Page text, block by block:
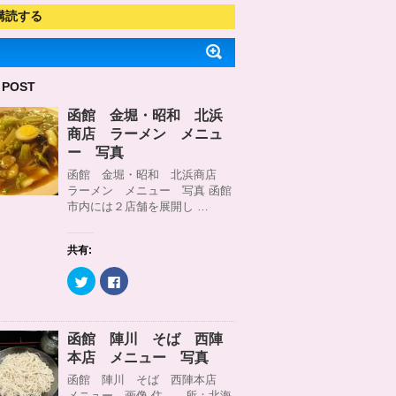
読する
函館 金堀・昭和 北浜
商店 ラーメン メニュ
ー 写真
函館 金堀・昭和 北浜商店
ラーメン メニュー 写真 函館
市内には２店舗を展開し …
共有:
ク
リ
し
て
T
w
i
t
F
a
b
o
o
k
で
共
有
函館 陣川 そば 西陣
本店 メニュー 写真
函館 陣川 そば 西陣本店